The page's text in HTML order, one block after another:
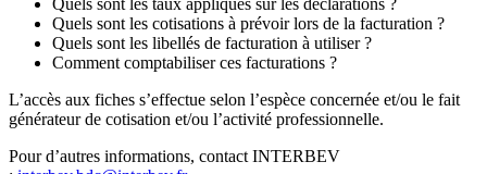
Quels sont les cotisations à prévoir lors de la facturation ?
Quels sont les libellés de facturation à utiliser ?
Comment comptabiliser ces facturations ?
L’accès aux fiches s’effectue selon l’espèce concernée et/ou le fait
générateur de cotisation et/ou l’activité professionnelle.
Pour d’autres informations, contact INTERBEV